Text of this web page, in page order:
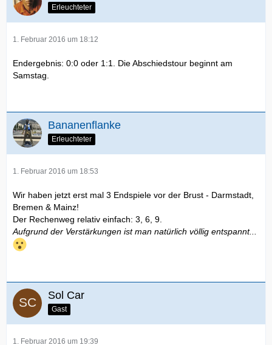
Erleuchteter
1. Februar 2016 um 18:12
Endergebnis: 0:0 oder 1:1. Die Abschiedstour beginnt am
Samstag.
Bananenflanke
Erleuchteter
1. Februar 2016 um 18:53
Wir haben jetzt erst mal 3 Endspiele vor der Brust - Darmstadt,
Bremen & Mainz!
Der Rechenweg relativ einfach: 3, 6, 9.
Aufgrund der Verstärkungen ist man natürlich völlig entspannt...
Sol Car
Gast
1. Februar 2016 um 19:39